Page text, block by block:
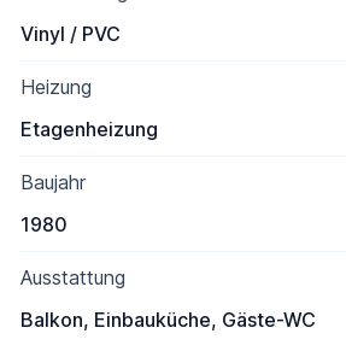
Vinyl / PVC
Heizung
Etagenheizung
Baujahr
1980
Ausstattung
Balkon, Einbauküche, Gäste-WC